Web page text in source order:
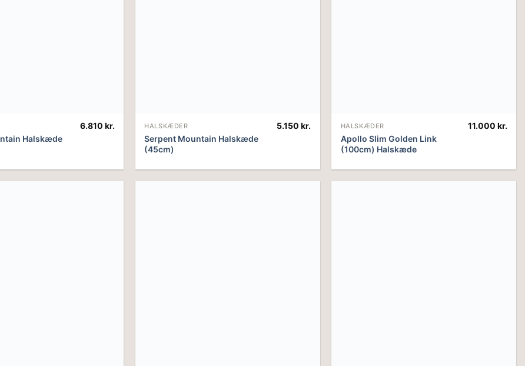
Halskæde
6.810 kr. HALSKÆDER
Serpent Mountain Halskæde
(45cm)
5.150kr. HALSKÆDER
Apollo Slim Golden Link
(100cm) Halskæde
11.000 kr.